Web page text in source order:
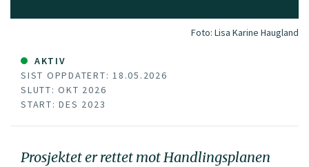
Foto: Lisa Karine Haugland
AKTIV
SIST OPPDATERT: 18.05.2026
SLUTT: OKT 2026
START: DES 2023
Prosjektet er rettet mot Handlingsplanen